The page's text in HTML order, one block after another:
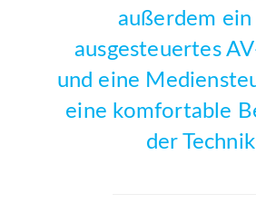
außerdem
ausgesteuertes
und eine
eine komfortable
der